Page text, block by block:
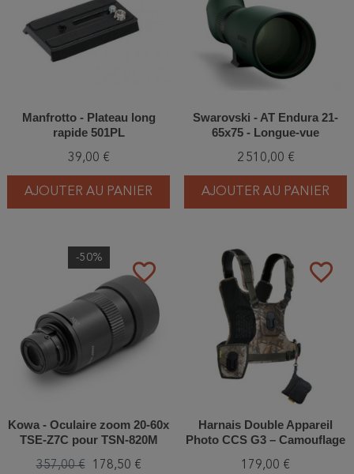
Manfrotto - Plateau long
rapide 501PL
39,00 €
AJOUTER AU PANIER
Swarovski - AT Endura 21-
65x75 - Longue-vue
2 510,00 €
AJOUTER AU PANIER
favorite_border
-50%
Kowa - Oculaire zoom 20-60x
TSE-Z7C pour TSN-820M
357,00 € 178,50 €
favorite_border
Harnais Double Appareil
Photo CCS G3 – Camouflage
Carrier
179,00 €